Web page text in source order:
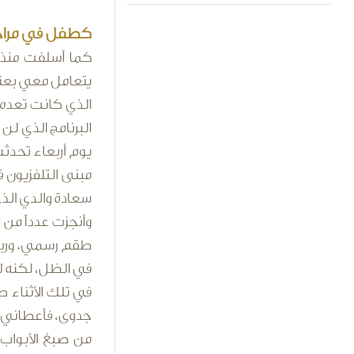
كطفل في
كما أسلفت منذ
يتعامل معي
الذي كانت
البرنامج الذي
يوم أربعاء
مبنى
سعادة والدي
وأنجزت عدداً
طقم رسمي،
في الظل، لكنه
في تلك
جدوى، فأعطاني
من صبغ